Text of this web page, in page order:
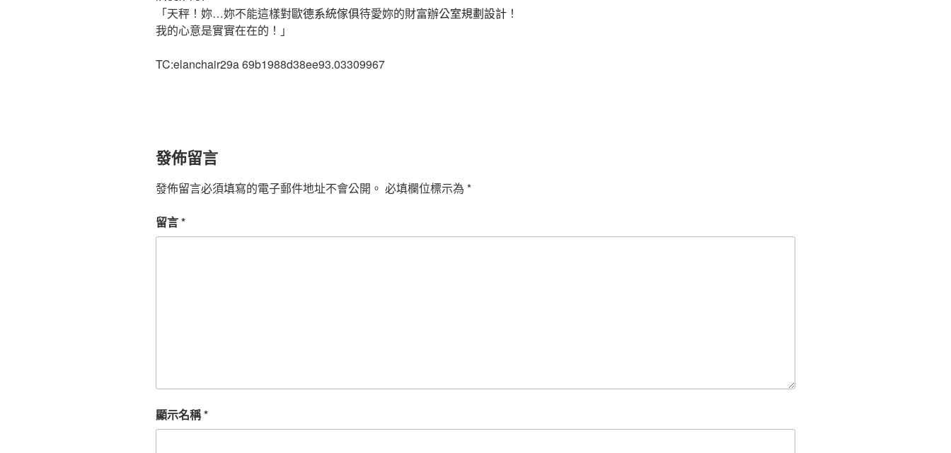
「天秤！妳…妳不能這樣對歐德系統傢俱待愛妳的財富辦公室規劃設計 ！
我的心意是實實在在的！」
TC:elanchair29a 69b1988d38ee93.03309967
發佈留言
發佈留言必須填寫的電子郵件地址不會公開。 必填欄位標示為 *
留言*
顯示名稱*